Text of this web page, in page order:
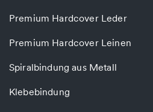
Premium Hardcover Leder
Premium Hardcover Leinen
Spiralbindung aus Metall
Klebebindung